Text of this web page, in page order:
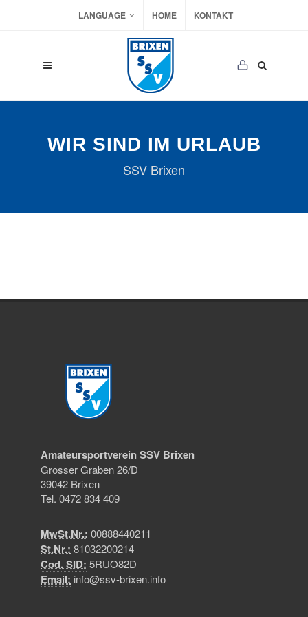
LANGUAGE HOME KONTAKT
WIR SIND IM URLAUB
SSV Brixen
Amateursportverein SSV Brixen
Grosser Graben 26/D
39042 Brixen
Tel. 0472 834 409
MwSt.Nr.: 00888440211
St.Nr.: 81032200214
Cod. SID: 5RUO82D
Email: info@ssv-brixen.info